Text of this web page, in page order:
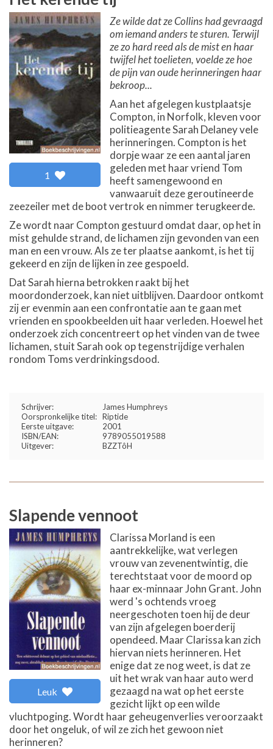
1
Ze wilde dat ze Collins had gevraagd
om iemand anders te sturen. Terwijl
ze zo hard reed als de mist en haar
twijfel het toelieten, voelde ze hoe
de pijn van oude herinneringen haar
bekroop...
Aan het afgelegen kustplaatsje
Compton, in Norfolk, kleven voor
politieagente Sarah Delaney vele
herinneringen. Compton is het
dorpje waar ze een aantal jaren
geleden met haar vriend Tom
heeft samengewoond en
vanwaaruit deze geroutineerde
zeezeiler met de boot vertrok en nimmer terugkeerde.
Ze wordt naar Compton gestuurd omdat daar, op het in
mist gehulde strand, de lichamen zijn gevonden van een
man en een vrouw. Als ze ter plaatse aankomt, is het tij
gekeerd en zijn de lijken in zee gespoeld.
Dat Sarah hierna betrokken raakt bij het
moordonderzoek, kan niet uitblijven. Daardoor ontkomt
zij er evenmin aan een confrontatie aan te gaan met
vrienden en spookbeelden uit haar verleden. Hoewel het
onderzoek zich concentreert op het vinden van de twee
lichamen, stuit Sarah ook op tegenstrijdige verhalen
rondom Toms verdrinkingsdood.
Schrijver:
James Humphreys
Oorspronkelijke titel: Riptide
Eerste uitgave:
2001
ISBN/EAN:
9789055019588
Uitgever:
BZZTôH
Slapende vennoot
Leuk
Clarissa Morland is een
aantrekkelijke, wat verlegen
vrouw van zevenentwintig, die
terechtstaat voor de moord op
haar ex-minnaar John Grant. John
werd 's ochtends vroeg
neergeschoten toen hij de deur
van zijn afgelegen boerderij
opendeed. Maar Clarissa kan zich
hiervan niets herinneren. Het
enige dat ze nog weet, is dat ze
uit het wrak van haar auto werd
gezaagd na wat op het eerste
gezicht lijkt op een wilde
vluchtpoging. Wordt haar geheugenverlies veroorzaakt
door het ongeluk, of wil ze zich het gewoon niet
herinneren?